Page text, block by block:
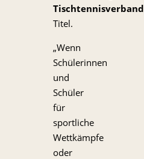
Tischtennisverband
Titel.
„Wenn
Schülerinnen
und
Schüler
für
sportliche
Wettkämpfe
oder